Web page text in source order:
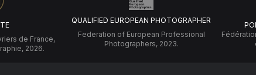
de France,
2026.
QUALIFIED EUROPEAN PHOTOGRAPHER
Federation of European Professional
Photographers, 2023.